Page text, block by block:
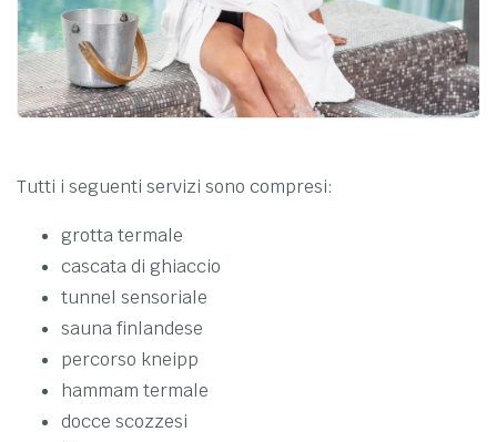
Tutti i seguenti servizi sono compresi:
grotta termale
cascata di ghiaccio
tunnel sensoriale
sauna finlandese
percorso kneipp
hammam termale
docce scozzesi